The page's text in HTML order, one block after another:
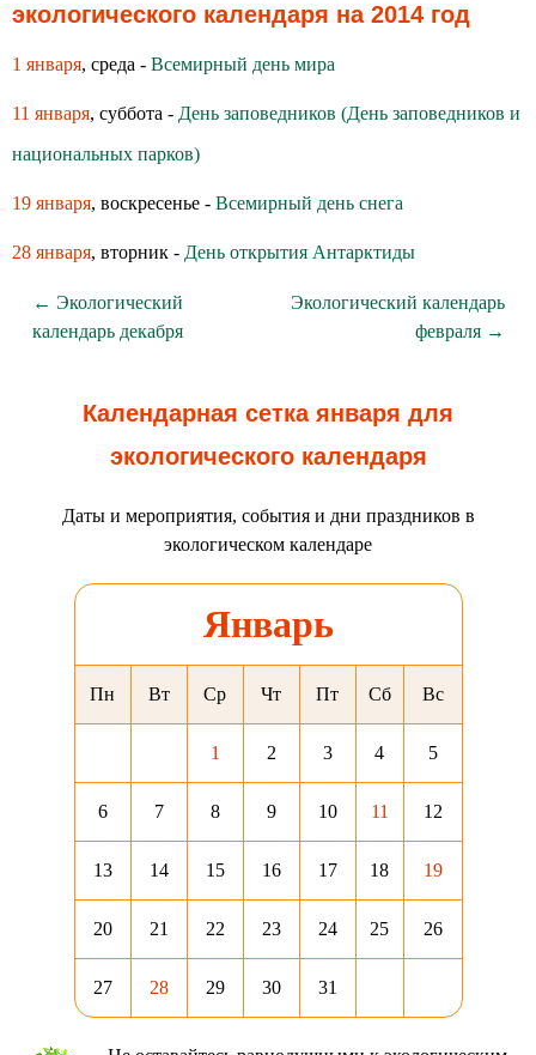
экологического календаря на 2014 год
1 января, среда - Всемирный день мира
11 января, суббота - День заповедников (День заповедников и
национальных парков)
19 января, воскресенье - Всемирный день снега
28 января, вторник - День открытия Антарктиды
← Экологический
календарь декабря
Экологический календарь
февраля →
Календарная сетка января для
экологического календаря
Даты и мероприятия, события и дни праздников в
экологическом календаре
Январь
Пн Вт Ср Чт Пт Сб Вс
1 2 3 4 5
6 7 8 9 10 11 12
13 14 15 16 17 18 19
20 21 22 23 24 25 26
27 28 29 30 31